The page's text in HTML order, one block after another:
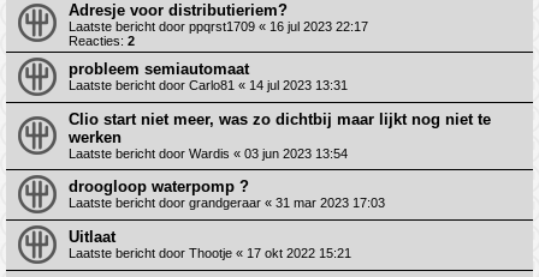
Adresje voor distributieriem?
Laatste bericht door ppqrst1709 « 16 jul 2023 22:17
Reacties: 2
probleem semiautomaat
Laatste bericht door Carlo81 « 14 jul 2023 13:31
Clio start niet meer, was zo dichtbij maar lijkt nog niet te
werken
Laatste bericht door Wardis « 03 jun 2023 13:54
droogloop waterpomp ?
Laatste bericht door grandgeraar « 31 mar 2023 17:03
Uitlaat
Laatste bericht door Thootje « 17 okt 2022 15:21